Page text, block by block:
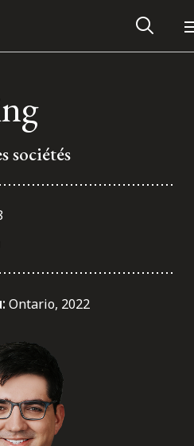
sociétés
Ontario, 2022